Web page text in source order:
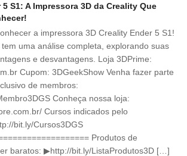
S1: A Impressora 3D da Creality Que
a impressora 3D Creality Ender 5 S1!
uma análise completa, explorando suas
e desvantagens. Loja 3DPrime:
Cupom: 3DGeekShow Venha fazer parte
de membros:
Conheça nossa loja:
Cursos indicados pelo
bit.ly/Cursos3DGS
Produtos de
baratos: ▶http://bit.ly/ListaProdutos3D […]